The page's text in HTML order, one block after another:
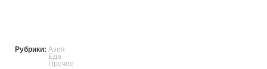
Рубрики: Азия
Еда
Прочее